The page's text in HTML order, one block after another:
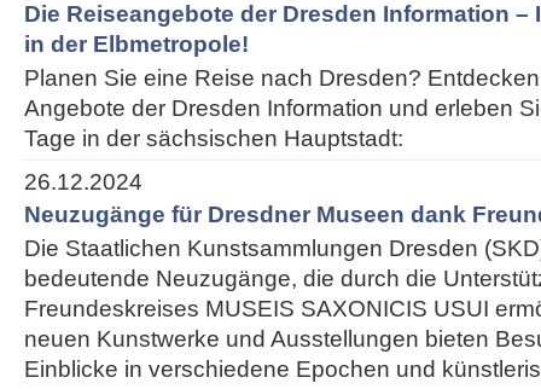
Die Reiseangebote der Dresden Information –
in der Elbmetropole!
Planen Sie eine Reise nach Dresden?
Angebote der Dresden Information und erleben
Tage in der sächsischen Hauptstadt:
26.12.2024
Neuzugänge für Dresdner Museen dank
Die Staatlichen Kunstsammlungen Dresden
bedeutende Neuzugänge, die durch die
Freundeskreises MUSEIS SAXONICIS USUI
neuen Kunstwerke und Ausstellungen bieten
Einblicke in verschiedene Epochen und